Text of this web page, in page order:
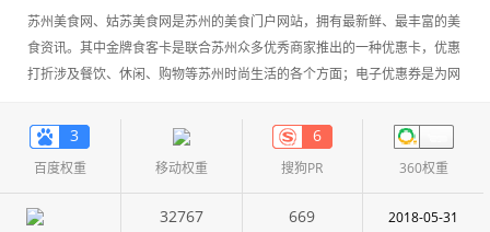
苏州美食网、姑苏美食网是苏州的美食门户网站，拥有最新鲜、最丰富的美
食资讯。其中金牌食客卡是联合苏州众多优秀商家推出的一种优惠卡，优惠
打折涉及餐饮、休闲、购物等苏州时尚生活的各个方面；电子优惠券是为网
评、博客等王牌栏目。网站下属的姑苏生活论坛，无论是美食、购物、交
友、家庭，还是车友会、理财、旅游，它都已成为苏州人生活中不可或缺的
一部分。
3
百度权重 移动权重
6
搜狗PR 360权重
32767 669
2018-05-31